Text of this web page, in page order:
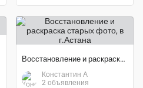
Восстановление и раскраска старых фото
Константин А
2 объявления